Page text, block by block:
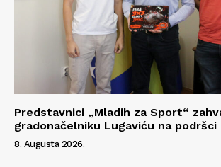
Predstavnici „Mladih za Sport“
gradonačelniku Lugaviću na podršci
8. Augusta 2026.